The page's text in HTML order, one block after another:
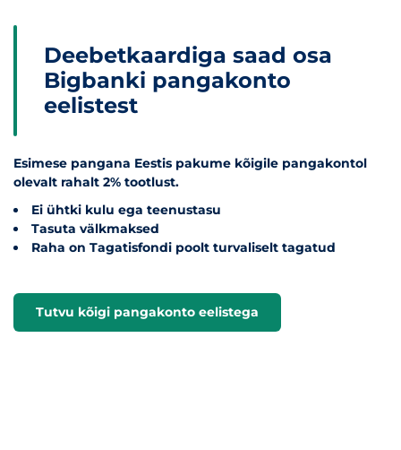
Deebetkaardiga saad osa
Bigbanki pangakonto
eelistest
Esimese pangana Eestis pakume kõigile pangakontol
olevalt rahalt 2% tootlust.
Ei ühtki kulu ega teenustasu
Tasuta välkmaksed
Raha on Tagatisfondi poolt turvaliselt tagatud
Tutvu kõigi pangakonto eelistega